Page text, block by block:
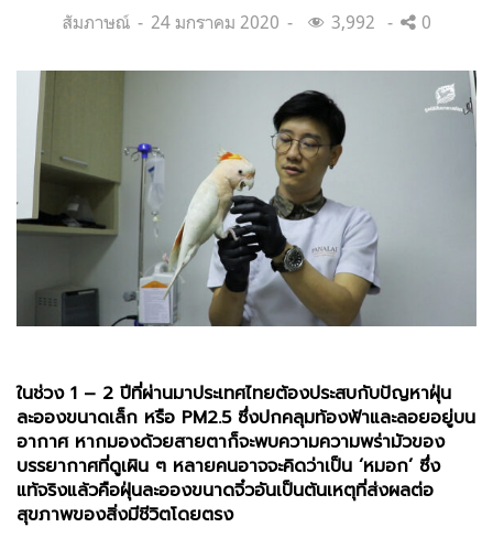
Categories:
สัมภาษณ์
Posted
24 มกราคม 2020 3,992 0
ในช่วง 1 – 2 ปีที่ผ่านมาประเทศไทยต้องประสบกับปัญหาฝุ่น
ละอองขนาดเล็ก หรือ PM2.5 ซึ่งปกคลุมท้องฟ้าและลอยอยู่บน
อากาศ หากมองด้วยสายตาก็จะพบความความพร่ามัวของ
บรรยากาศที่ดูเผิน ๆ หลายคนอาจจะคิดว่าเป็น ‘หมอก’ ซึ่ง
แท้จริงแล้วคือฝุ่นละอองขนาดจิ๋วอันเป็นต้นเหตุที่ส่งผลต่อ
สุขภาพของสิ่งมีชีวิตโดยตรง